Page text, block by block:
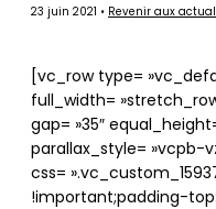
23 juin 2021 • Revenir aux
[vc_row type=
full_width=
gap= »35″
parallax_style= »vcpb-
css=
!important;padding-